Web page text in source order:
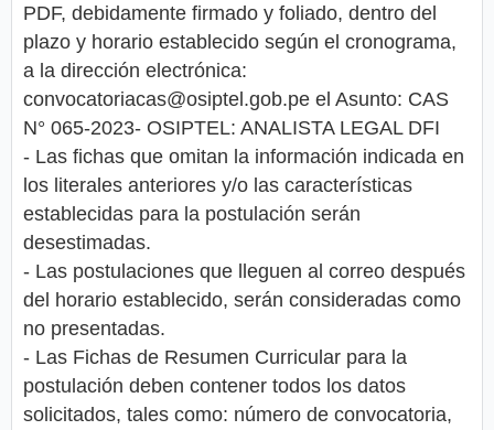
PDF, debidamente firmado y foliado, dentro del
plazo y horario establecido según el cronograma,
a la dirección electrónica:
convocatoriacas@osiptel.gob.pe el Asunto: CAS
N° 065-2023- OSIPTEL: ANALISTA LEGAL DFI
- Las fichas que omitan la información indicada en
los literales anteriores y/o las características
establecidas para la postulación serán
desestimadas.
- Las postulaciones que lleguen al correo después
del horario establecido, serán consideradas como
no presentadas.
- Las Fichas de Resumen Curricular para la
postulación deben contener todos los datos
solicitados, tales como: número de convocatoria,